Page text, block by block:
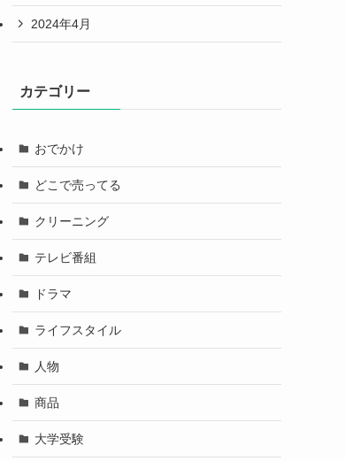
2024年4月
カテゴリー
おでかけ
どこで売ってる
クリーニング
テレビ番組
ドラマ
ライフスタイル
人物
商品
大学受験